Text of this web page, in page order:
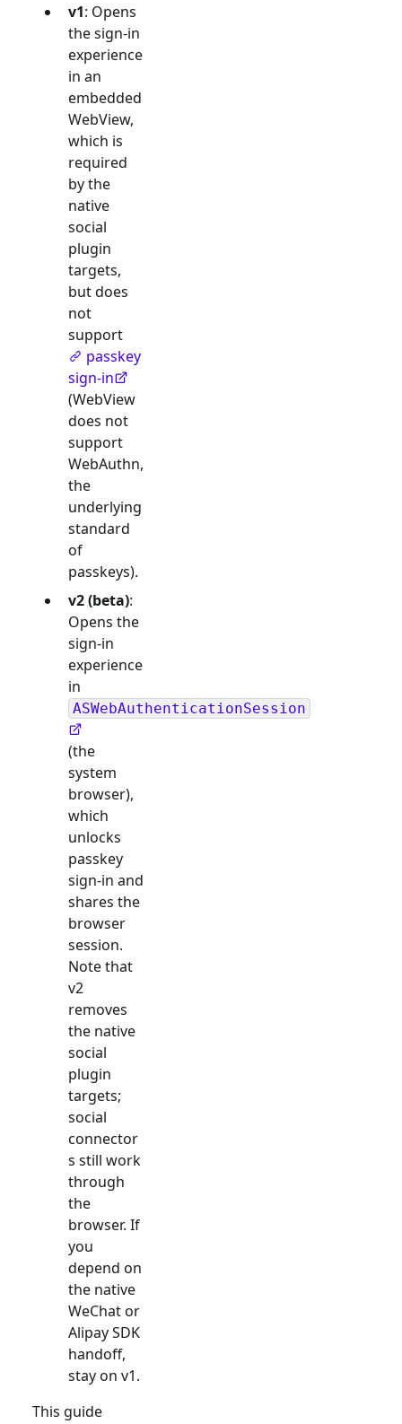
v1: Opens
the sign-in
experience
in an
embedded
WebView,
which is
required
by the
native
social
plugin
targets,
but does
not
support
passkey
sign-in
(WebView
does not
support
WebAuthn,
the
underlying
standard
of
passkeys).
v2 (beta):
Opens the
sign-in
experience
in
ASWebAuthenticationSession
(the
system
browser),
which
unlocks
passkey
sign-in and
shares the
browser
session.
Note that
v2
removes
the native
social
plugin
targets;
social
connector
s still work
through
the
browser. If
you
depend on
the native
WeChat or
Alipay SDK
handoff,
stay on v1.
This guide